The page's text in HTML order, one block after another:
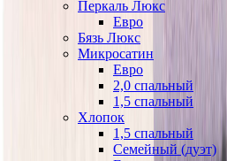
Перкаль Люкс
Евро
Бязь Люкс
Микросатин
Евро
2,0 спальный
1,5 спальный
Хлопок
1,5 спальный
Семейный (дуэт)